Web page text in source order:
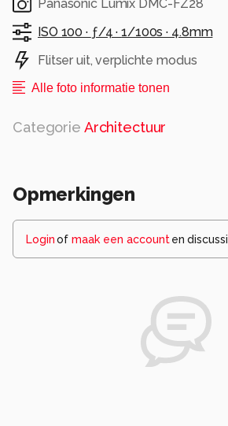
Panasonic Lumix DMC-FZ28
ISO 100 · ƒ/4 ·1/100s · 4.8mm
Flitser uit, verplichte modus
Alle foto informatie tonen
Categorie Architectuur
Opmerkingen
Loginof maak een account en